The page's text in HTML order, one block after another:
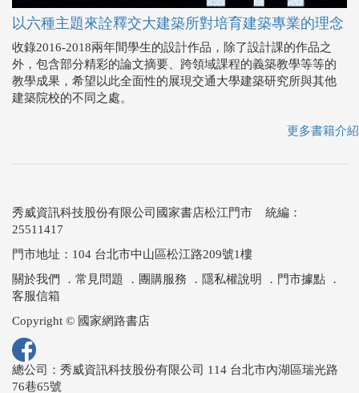
以六種主題來詮釋交大建築所對培育建築專業的理念
收錄2016-2018兩年間學生的設計作品，除了設計課的作品之
外，包含部分精彩的論文摘要、跨領域課程的義築教學等等的
教學成果，希望以此全面性的展現交通大學建築研究所與其他
建築院校的不同之處。
更多書籍介紹
秀威資訊科技股份有限公司國家書店松江門市 統編：
25511417
門市地址：104 台北市中山區松江路209號1樓
關於我們
． 常見問題 ． 團購服務 ． 隱私權說明 ． 門市據點 ．
客服信箱
Copyright © 國家網路書店
總公司：秀威資訊科技股份有限公司 114 台北市內湖區瑞光路
76巷65號